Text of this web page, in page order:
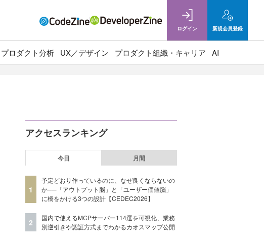
ログイン 新規会員登録
プロダクト分析 UX／デザイン プロダクト組織・キャリア AI
アクセスランキング
今日 月間
1
予定どおり作っているのに、なぜ良くならないの
か──「アウトプット脳」と「ユーザー価値脳」
に橋をかける3つの設計【CEDEC2026】
2
国内で使えるMCPサーバー114選を可視化、業務
別逆引きや認証方式までわかるカオスマップ公開